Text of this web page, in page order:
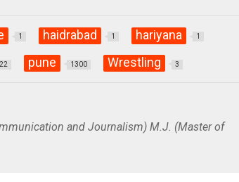
1 haidrabad 1 hariyana 1
pune 1300 Wrestling 3
and Journalism) M.J. (Master of